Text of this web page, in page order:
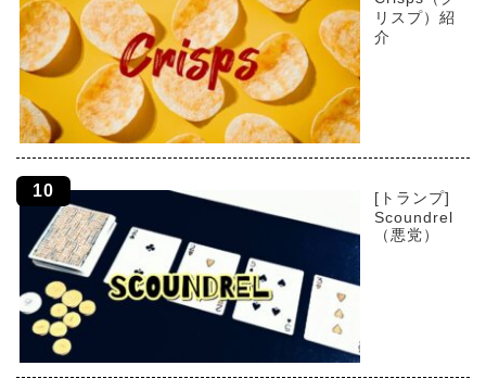
リスプ）紹
介
[トランプ]
Scoundrel
（悪党）